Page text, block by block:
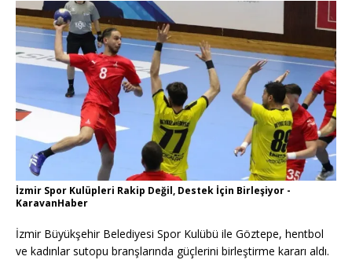
İzmir Spor Kulüpleri Rakip Değil, Destek İçin Birleşiyor -
KaravanHaber
İzmir Büyükşehir Belediyesi Spor Kulübü ile Göztepe, hentbol
ve kadınlar sutopu branşlarında güçlerini birleştirme kararı aldı.